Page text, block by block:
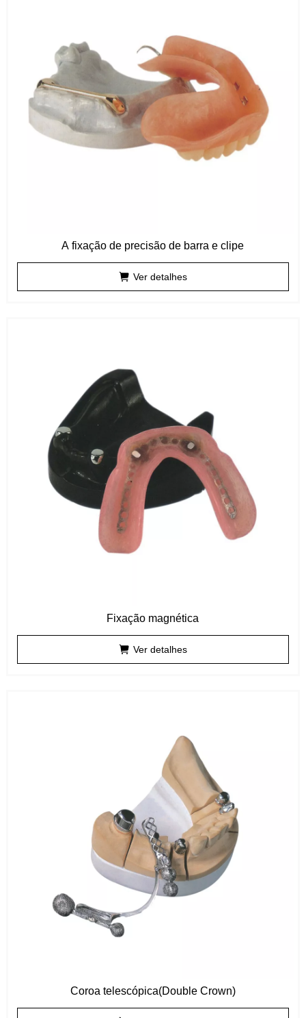
A fixação de precisão de barra e clipe
Ver detalhes
Fixação magnética
Ver detalhes
Coroa telescópica(Double Crown)